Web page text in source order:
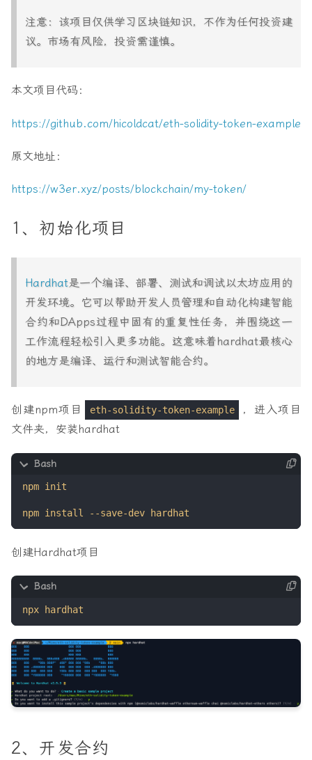
注意：该项目仅供学习区块链知识，不作为任何投资建
议。市场有风险，投资需谨慎。
本文项目代码：
https://github.com/hicoldcat/eth-solidity-token-example
原文地址：
https://w3er.xyz/posts/blockchain/my-token/
1、初始化项目
Hardhat是一个编译、部署、测试和调试以太坊应用的
开发环境。它可以帮助开发人员管理和自动化构建智能
合约和DApps过程中固有的重复性任务，并围绕这一
工作流程轻松引入更多功能。这意味着hardhat最核心
的地方是编译、运行和测试智能合约。
创建npm项目 eth-solidity-token-example
，进入项目
文件夹，安装hardhat
创建Hardhat项目
2、开发合约